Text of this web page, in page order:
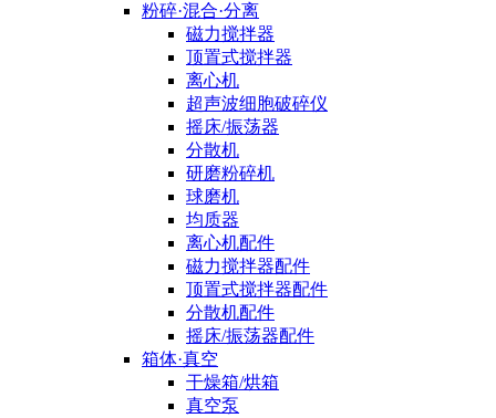
粉碎·混合·分离
磁力搅拌器
顶置式搅拌器
离心机
超声波细胞破碎仪
摇床/振荡器
分散机
研磨粉碎机
球磨机
均质器
离心机配件
磁力搅拌器配件
顶置式搅拌器配件
分散机配件
摇床/振荡器配件
箱体·真空
干燥箱/烘箱
真空泵